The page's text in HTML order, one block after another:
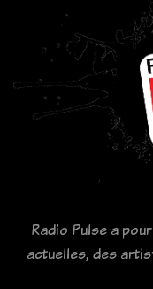
Radio Pulse a
actuelles, des